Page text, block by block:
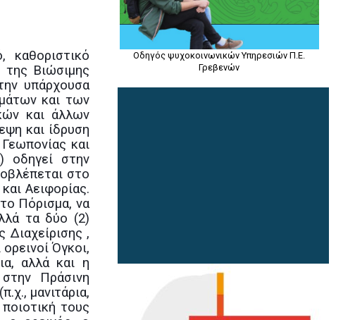
καθοριστικό
Βιώσιμης
υπάρχουσα
και των
και άλλων
και ίδρυση
και
οδηγεί στην
στο
Αειφορίας.
Πόρισμα, να
τα δύο (2)
,
Όγκοι,
αλλά και η
Πράσινη
μανιτάρια,
τους
Οδηγός ψυχοκοινωνικών Υπηρεσιών Π.Ε.
Γρεβενών